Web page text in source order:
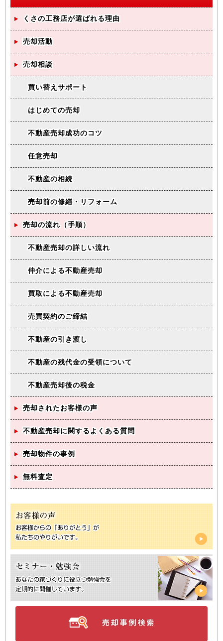
くさの工務店が選ばれる理由
売却活動
売却相談
買い替えサポート
はじめての売却
不動産売却成功のコツ
任意売却
不動産の相続
売却前の修繕・リフォーム
売却の流れ（手順）
不動産売却の詳しい流れ
仲介による不動産売却
買取による不動産売却
売買契約のご締結
不動産の引き渡し
不動産の残代金の受領について
不動産売却後の税金
売却されたお客様の声
不動産売却に関するよくある質問
売却物件の事例
無料査定